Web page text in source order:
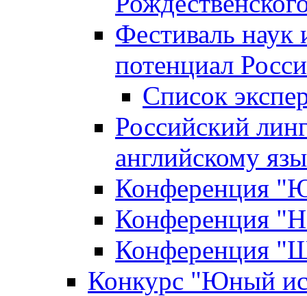
Фестиваль наук
потенциал
Список
Российский
английскому
Конференция
Конференция
Конференция
Конкурс "Юный